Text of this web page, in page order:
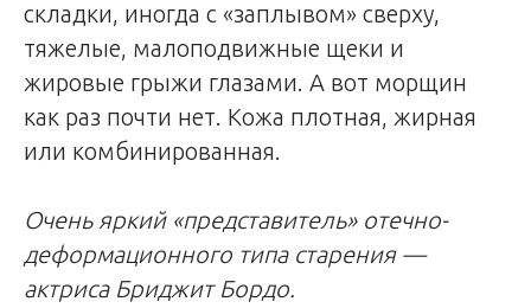
складки, иногда с «заплывом» сверху,
тяжелые, малоподвижные щеки и
жировые грыжи глазами. А вот морщин
как раз почти нет. Кожа плотная, жирная
или комбинированная.
Очень яркий «представитель» отечно-
деформационного типа старения —
актриса Бриджит Бордо.